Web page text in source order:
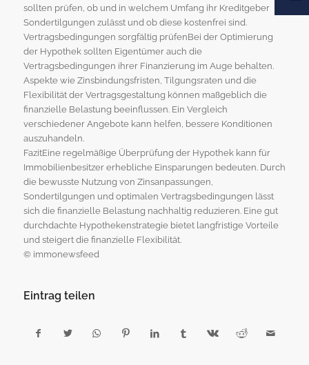
sollten prüfen, ob und in welchem Umfang ihr Kreditgeber
Sondertilgungen zulässt und ob diese kostenfrei sind.
Vertragsbedingungen sorgfältig prüfenBei der Optimierung
der Hypothek sollten Eigentümer auch die
Vertragsbedingungen ihrer Finanzierung im Auge behalten.
Aspekte wie Zinsbindungsfristen, Tilgungsraten und die
Flexibilität der Vertragsgestaltung können maßgeblich die
finanzielle Belastung beeinflussen. Ein Vergleich
verschiedener Angebote kann helfen, bessere Konditionen
auszuhandeln.
FazitEine regelmäßige Überprüfung der Hypothek kann für
Immobilienbesitzer erhebliche Einsparungen bedeuten. Durch
die bewusste Nutzung von Zinsanpassungen,
Sondertilgungen und optimalen Vertragsbedingungen lässt
sich die finanzielle Belastung nachhaltig reduzieren. Eine gut
durchdachte Hypothekenstrategie bietet langfristige Vorteile
und steigert die finanzielle Flexibilität.
© immonewsfeed
Eintrag teilen